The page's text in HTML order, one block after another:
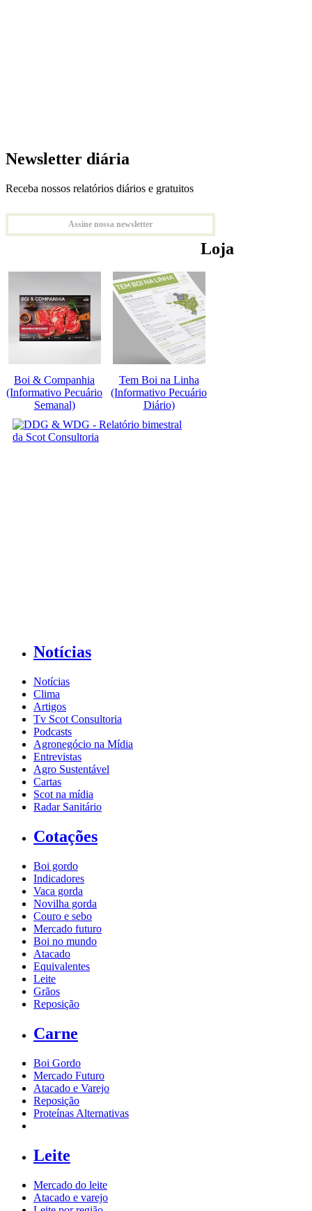
Newsletter diária
Receba nossos relatórios diários e gratuitos
Assine nossa newsletter
Loja
Boi & Companhia
(Informativo Pecuário
Semanal)
Tem Boi na Linha
(Informativo Pecuário
Diário)
Notícias
Notícias
Clima
Artigos
Tv Scot Consultoria
Podcasts
Agronegócio na Mídia
Entrevistas
Agro Sustentável
Cartas
Scot na mídia
Radar Sanitário
Cotações
Boi gordo
Indicadores
Vaca gorda
Novilha gorda
Couro e sebo
Mercado futuro
Boi no mundo
Atacado
Equivalentes
Leite
Grãos
Reposição
Carne
Boi Gordo
Mercado Futuro
Atacado e Varejo
Reposição
Proteínas Alternativas
Leite
Mercado do leite
Atacado e varejo